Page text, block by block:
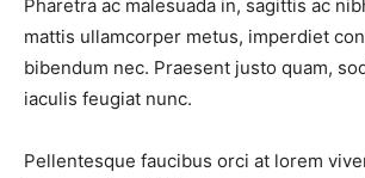
Pharetra ac malesuada in, sagittis ac
mattis ullamcorper metus, imperdiet
bibendum nec. Praesent justo quam,
iaculis feugiat nunc.
Pellentesque faucibus orci at lorem